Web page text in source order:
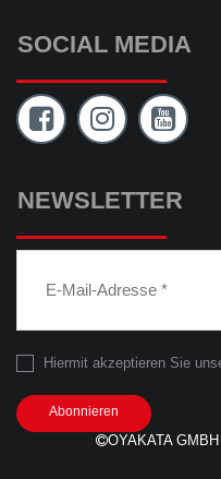
SOCIAL MEDIA
NEWSLETTER
Hiermit akzeptieren Sie
Abonnieren
OYAKATA GMBH |